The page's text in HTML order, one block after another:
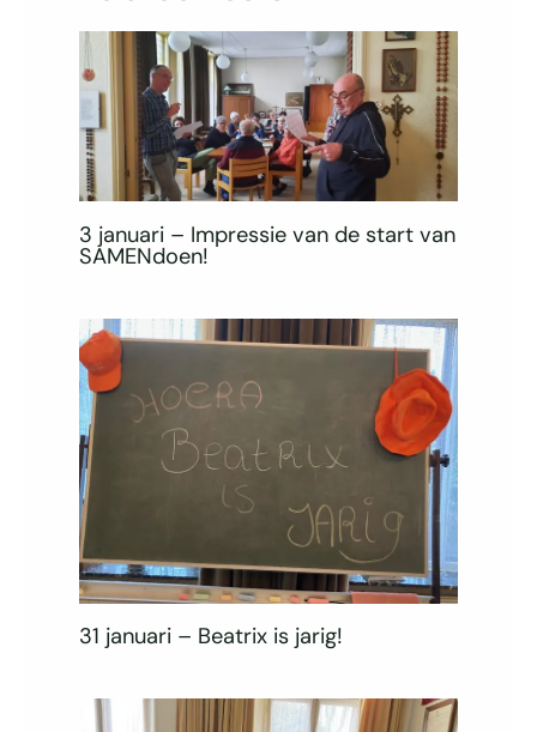
3 januari – Impressie van de start van
SAMENdoen!
31 januari – Beatrix is jarig!